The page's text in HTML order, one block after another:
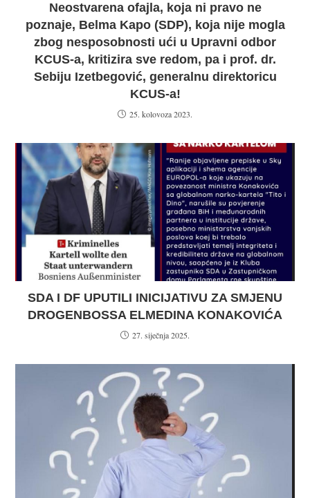
Neostvarena ofajla, koja ni pravo ne
poznaje, Belma Kapo (SDP), koja nije mogla
zbog nesposobnosti ući u Upravni odbor
KCUS-a, kritizira sve redom, pa i prof. dr.
Sebiju Izetbegović, generalnu direktoricu
KCUS-a!
25. kolovoza 2023.
SDA I DF UPUTILI INICIJATIVU ZA SMJENU
DROGENBOSSA ELMEDINA KONAKOVIĆA
27. siječnja 2025.